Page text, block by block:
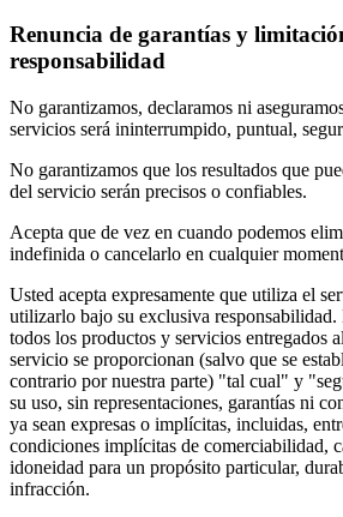
Renuncia de garantías y
responsabilidad
No garantizamos, declaramos ni
servicios será ininterrumpido, puntual,
No garantizamos que los resultados que
del servicio serán precisos o confiables.
Acepta que de vez en cuando podemos
indefinida o cancelarlo en cualquier
Usted acepta expresamente que utiliza el
utilizarlo bajo su exclusiva
todos los productos y servicios entregados
servicio se proporcionan (salvo que se
contrario por nuestra parte) "tal cual" y
su uso, sin representaciones, garantías ni
ya sean expresas o implícitas, incluidas,
condiciones implícitas de comerciabilidad,
idoneidad para un propósito particular,
infracción.